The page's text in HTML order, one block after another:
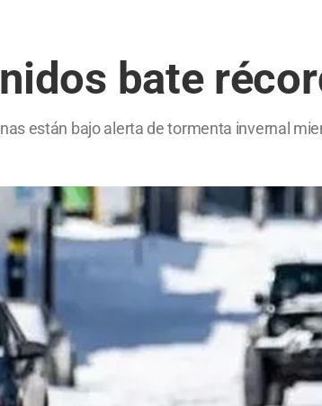
bate
están bajo alerta de tormenta invernal